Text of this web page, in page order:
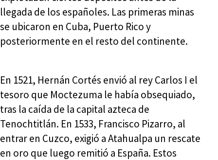
llegada de los españoles. Las primeras minas
se ubicaron en Cuba, Puerto Rico y
posteriormente en el resto del continente.
En 1521, Hernán Cortés envió al rey Carlos I el
tesoro que Moctezuma le había obsequiado,
tras la caída de la capital azteca de
Tenochtitlán. En 1533, Francisco Pizarro, al
entrar en Cuzco, exigió a Atahualpa un rescate
en oro que luego remitió a España. Estos